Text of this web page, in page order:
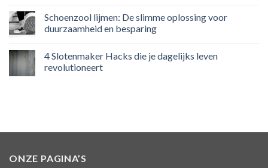
Schoenzool lijmen: De slimme oplossing voor
duurzaamheid en besparing
4 Slotenmaker Hacks die je dagelijks leven
revolutioneert
ONZE PAGINA’S